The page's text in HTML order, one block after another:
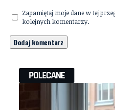
Zapamiętaj moje dane w tej
kolejnych komentarzy.
POLECANE